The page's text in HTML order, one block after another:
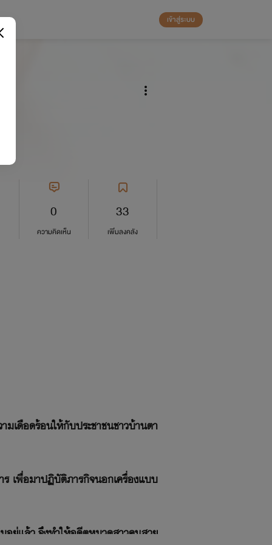
เข้าสู่ระบบ
0
ความคิดเห็น
33
เพิ่มลงคลัง
เดือดร้อนให้กับประชาชนชาวบ้านตา
ร เพื่อมาปฏิบัติภารกิจนอกเครื่องแบบ
อยู่แล้ว จึงทำให้อดีตหมวดสาวคนสวย